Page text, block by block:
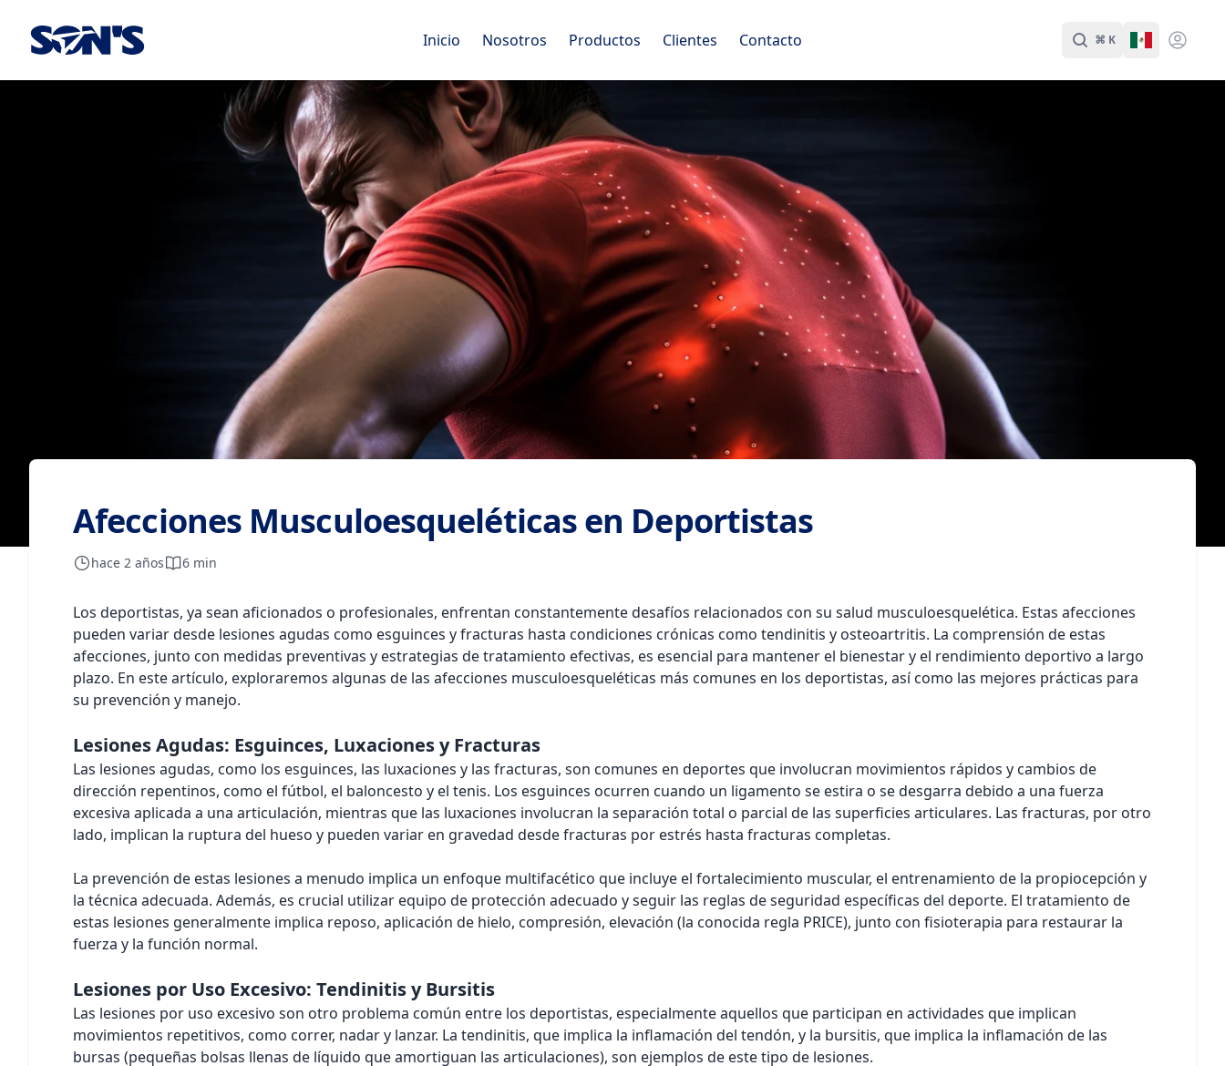
Laboratorios Química Son's Inicio Nosotros Productos Clientes Contacto Buscar
⌘ K Cambiar
Afecciones Musculoesqueléticas en Deportistas
hace 2 años 6 min
Los deportistas, ya sean aficionados o profesionales, enfrentan constantemente desafíos relacionados con su salud musculoesquelética. Estas afecciones
pueden variar desde lesiones agudas como esguinces y fracturas hasta condiciones crónicas como tendinitis y osteoartritis. La comprensión de estas
afecciones, junto con medidas preventivas y estrategias de tratamiento efectivas, es esencial para mantener el bienestar y el rendimiento deportivo a largo
plazo. En este artículo, exploraremos algunas de las afecciones musculoesqueléticas más comunes en los deportistas, así como las mejores prácticas para
su prevención y manejo.
Lesiones Agudas: Esguinces, Luxaciones y Fracturas
Las lesiones agudas, como los esguinces, las luxaciones y las fracturas, son comunes en deportes que involucran movimientos rápidos y cambios de
dirección repentinos, como el fútbol, el baloncesto y el tenis. Los esguinces ocurren cuando un ligamento se estira o se desgarra debido a una fuerza
excesiva aplicada a una articulación, mientras que las luxaciones involucran la separación total o parcial de las superficies articulares. Las fracturas, por otro
lado, implican la ruptura del hueso y pueden variar en gravedad desde fracturas por estrés hasta fracturas completas.
La prevención de estas lesiones a menudo implica un enfoque multifacético que incluye el fortalecimiento muscular, el entrenamiento de la propiocepción y
la técnica adecuada. Además, es crucial utilizar equipo de protección adecuado y seguir las reglas de seguridad específicas del deporte. El tratamiento de
estas lesiones generalmente implica reposo, aplicación de hielo, compresión, elevación (la conocida regla PRICE), junto con fisioterapia para restaurar la
fuerza y la función normal.
Lesiones por Uso Excesivo: Tendinitis y Bursitis
Las lesiones por uso excesivo son otro problema común entre los deportistas, especialmente aquellos que participan en actividades que implican
movimientos repetitivos, como correr, nadar y lanzar. La tendinitis, que implica la inflamación del tendón, y la bursitis, que implica la inflamación de las
bursas (pequeñas bolsas llenas de líquido que amortiguan las articulaciones), son ejemplos de este tipo de lesiones.